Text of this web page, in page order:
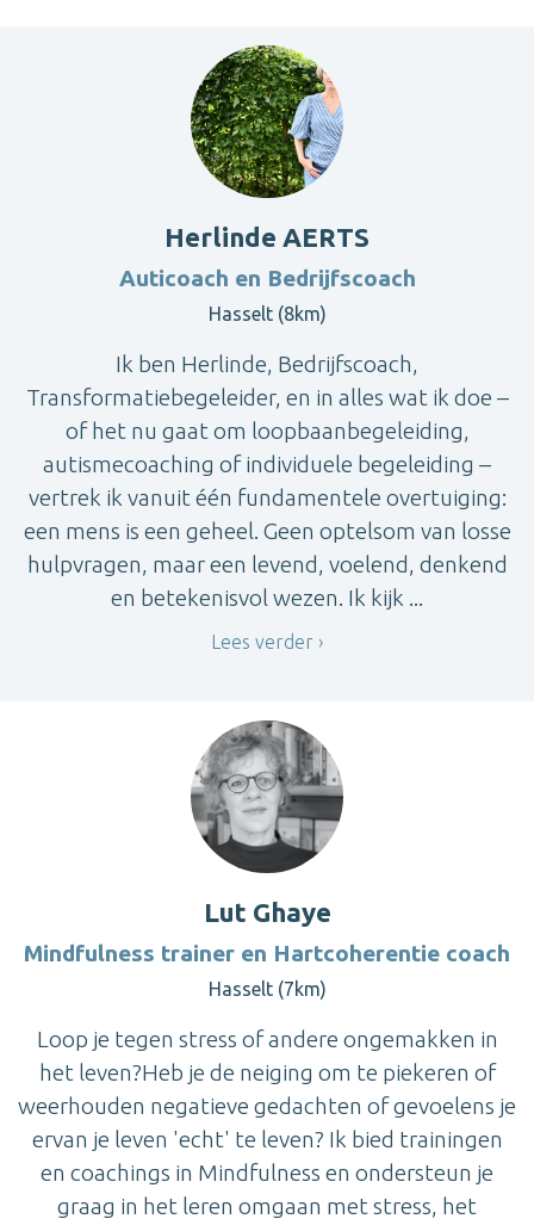
Herlinde AERTS
Auticoach en Bedrijfscoach
Hasselt (8km)
Ik ben Herlinde, Bedrijfscoach,
Transformatiebegeleider, en in alles wat ik doe –
of het nu gaat om loopbaanbegeleiding,
autismecoaching of individuele begeleiding –
vertrek ik vanuit één fundamentele overtuiging:
een mens is een geheel. Geen optelsom van losse
hulpvragen, maar een levend, voelend, denkend
en betekenisvol wezen. Ik kijk ...
Lees verder
Lut Ghaye
Mindfulness trainer en Hartcoherentie coach
Hasselt (7km)
Loop je tegen stress of andere ongemakken in
het leven?Heb je de neiging om te piekeren of
weerhouden negatieve gedachten of gevoelens je
ervan je leven 'echt' te leven? Ik bied trainingen
en coachings in Mindfulness en ondersteun je
graag in het leren omgaan met stress, het